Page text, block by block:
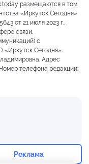
+21
размещаются в том
«Иркутск Сегодня»
от 21 июля 2023 г.,
связи,
с
«Иркутск Сегодня».
Адрес
телефона редакции:
Реклама